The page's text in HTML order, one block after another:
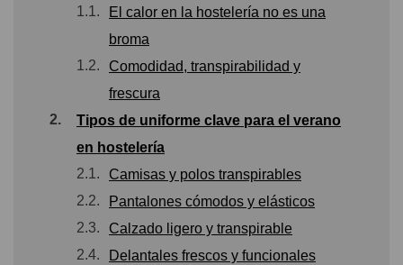
1.1.
El calor en la hostelería no es una
broma
1.2.
Comodidad, transpirabilidad y
frescura
2.
Tipos de uniforme clave para el verano
en hostelería
2.1.
Camisas y polos transpirables
2.2.
Pantalones cómodos y elásticos
2.3.
Calzado ligero y transpirable
2.4.
Delantales frescos y funcionales